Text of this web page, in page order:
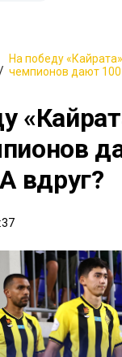
На победу
чемпионов дают
вдруг?